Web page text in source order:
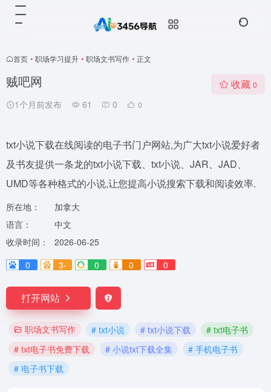
首页 • 职场学习提升 • 职场文书写作 • 正文
贼吧网
1个月前发布 61 0 0
收藏 0
txt小说下载在线阅读的电子书门户网站,为广大txt小说爱好者
及书友提供一条龙的txt小说下载、txt小说、JAR、JAD、
UMD等各种格式的小说,让您提高小说搜索下载和阅读效率.
所在地：
加拿大
语言：
中文
收录时间：
2026-06-25
0
3- 0 0 0
打开网站
职场文书写作 # txt小说 # txt小说下载
# txt电子书
# txt电子书免费下载
# 小说txt下载全集
# 手机电子书
# 电子书下载